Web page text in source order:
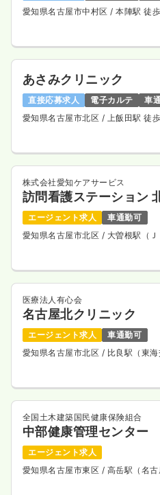
愛知県名古屋市中村区/ 本陣駅 徒
あさみクリニック
直接応募求人 電子カルテ
車
愛知県名古屋市北区 / 上飯田駅 徒
株式会社愛知ケアサービス
訪問看護ステーション
エージェント求人
車通勤可
愛知県名古屋市北区 / 大曽根駅（Ｊ
医療法人有心会
名古屋北クリニック
エージェント求人
車通勤可
愛知県名古屋市北区 / 比良駅（東海
全国土木建築国民健康保険組合
中部健康管理センター
エージェント求人
愛知県名古屋市東区 / 高岳駅（名古